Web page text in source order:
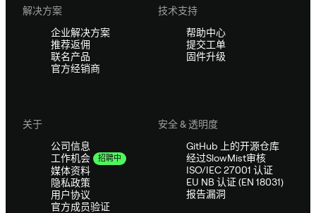
解决方案
企业解决方案
推荐返佣
联名产品
官方经销商
技术支持
帮助中心
提交工单
固件升级
关于
公司信息
工作机会
招聘中
媒体资料
隐私政策
用户协议
官方成员验证
安全 & 透明度
GitHub 上的开源仓库
经过SlowMist审核
ISO/IEC 27001 认证
EU NB 认证 (EN 18031)
报告漏洞